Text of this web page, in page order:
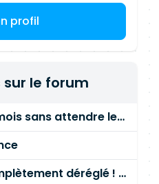
profil
le forum
ESN qui paient en fin de mois sans attendre le paiement client ?
Le marché de l'IT est complètement déréglé ! STOP à cette mascarade ! Il faut s'unir et résister !